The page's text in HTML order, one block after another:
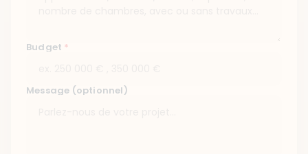
Budget *
Message (optionnel)